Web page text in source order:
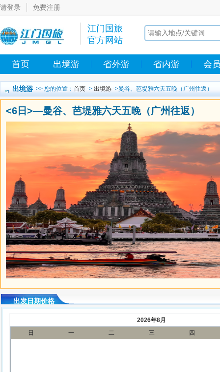
请登录 免费注册
江门国旅
官方网站
首页 出境游 省外游 省内游 会
出境游 >> 您的位置： 首页 -> 出境游 ->曼谷、芭堤雅六天五晚（广州往返）
<6日>—曼谷、芭堤雅六天五晚（广州往返）
出发日期价格
2026年8月
日
一 二 三 四